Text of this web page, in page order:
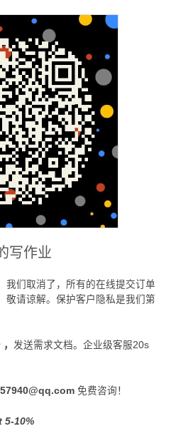
写作业
我们取消了，所有的在线提交订单
敬请谅解。保护客户隐私是我们第
发送需求文档。企业级客服20s
免费咨询！
5-10%